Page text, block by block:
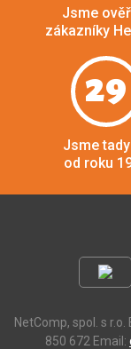
Jsme
zákazníky
29
Jsme
od roku
NetComp, spol. s r.o.
850 672 Email: